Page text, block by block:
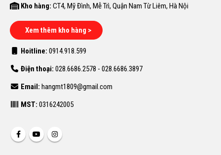
Kho hàng: CT4, Mỹ Đình, Mễ Trì, Quận Nam Từ Liêm, Hà Nội
Xem thêm kho hàng >
Hoitline: 0914.918.599
Điện thoại: 028.6686.2578 - 028.6686.3897
Email: hangmt1809@gmail.com
MST: 0316242005